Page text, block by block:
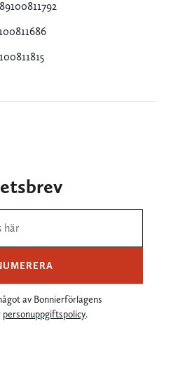
av Bonnierförlagens
personuppgiftspolicy.